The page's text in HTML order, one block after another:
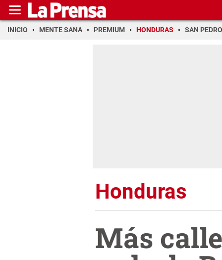
INICIO MENTE SANA PREMIUM HONDURAS SAN PEDRO
Honduras
Más